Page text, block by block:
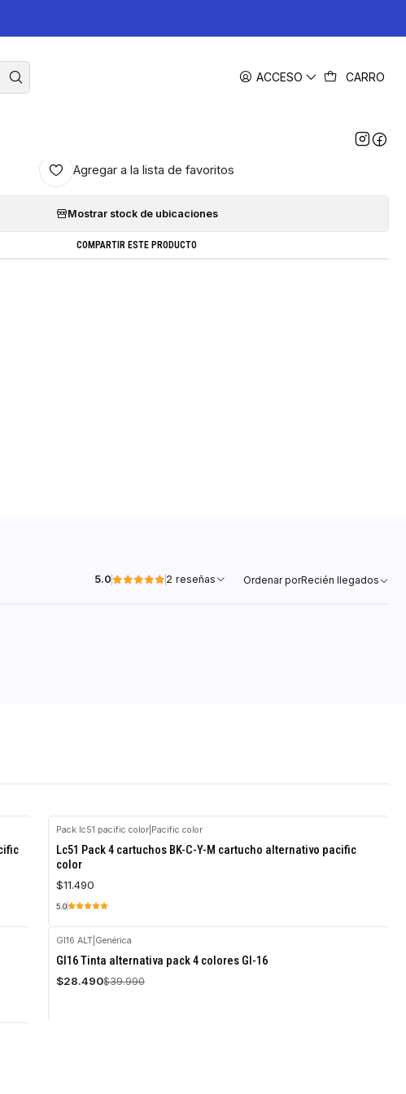
ACCESO CARRO
Epson Compatible BK,C,Y,M Tintas
Agregar a la lista de favoritos
Mostrar stock de ubicaciones
COMPARTIR ESTE PRODUCTO
5.0 2 reseñas Ordenar porRecién llegados
Pack lc51 pacific color Pacific color
Lc51 Pack 4 cartuchos BK-C-Y-M cartucho alternativo pacific
color
$11.490
5.0
-29%
OFF
GI16 ALT Genérica
GI16 Tinta alternativa pack 4 colores GI-16
$28.490$39.990